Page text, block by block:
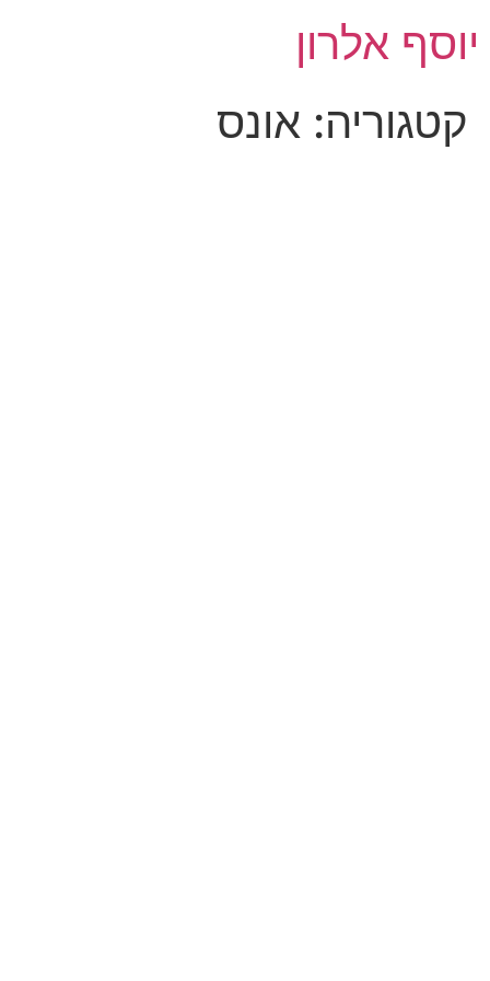
לתוכן
יוסף אלרון
קטגוריה: אונס